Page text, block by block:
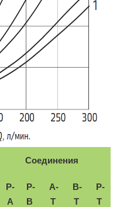
Соединения
P-
A
P-
B
A-
T
B-
T
P-
T